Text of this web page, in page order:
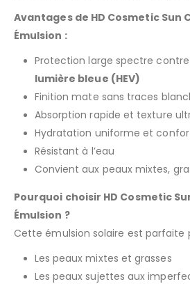
Avantages de HD Cosmetic Sun
Émulsion :
Protection large spectre contre
lumière bleue (HEV)
Finition mate sans traces
Absorption rapide et texture
Hydratation uniforme et
Résistant à l’eau
Convient aux peaux mixtes,
Pourquoi choisir HD Cosmetic
Émulsion ?
Cette émulsion solaire est parfaite
Les peaux mixtes et grasses
Les peaux sujettes aux